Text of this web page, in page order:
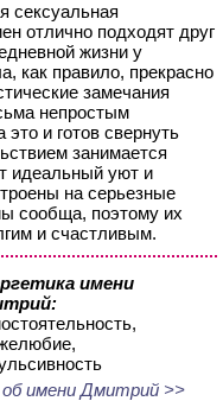
сексуальная
отлично подходят друг
жизни у
как правило, прекрасно
замечания
непростым
и готов свернуть
занимается
идеальный уют и
на серьезные
сообща, поэтому их
и счастливым.
имени
имени Дмитрий >>